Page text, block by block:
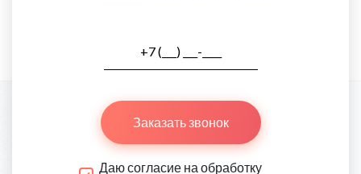
Заказать звонок
Даю согласие на обработку